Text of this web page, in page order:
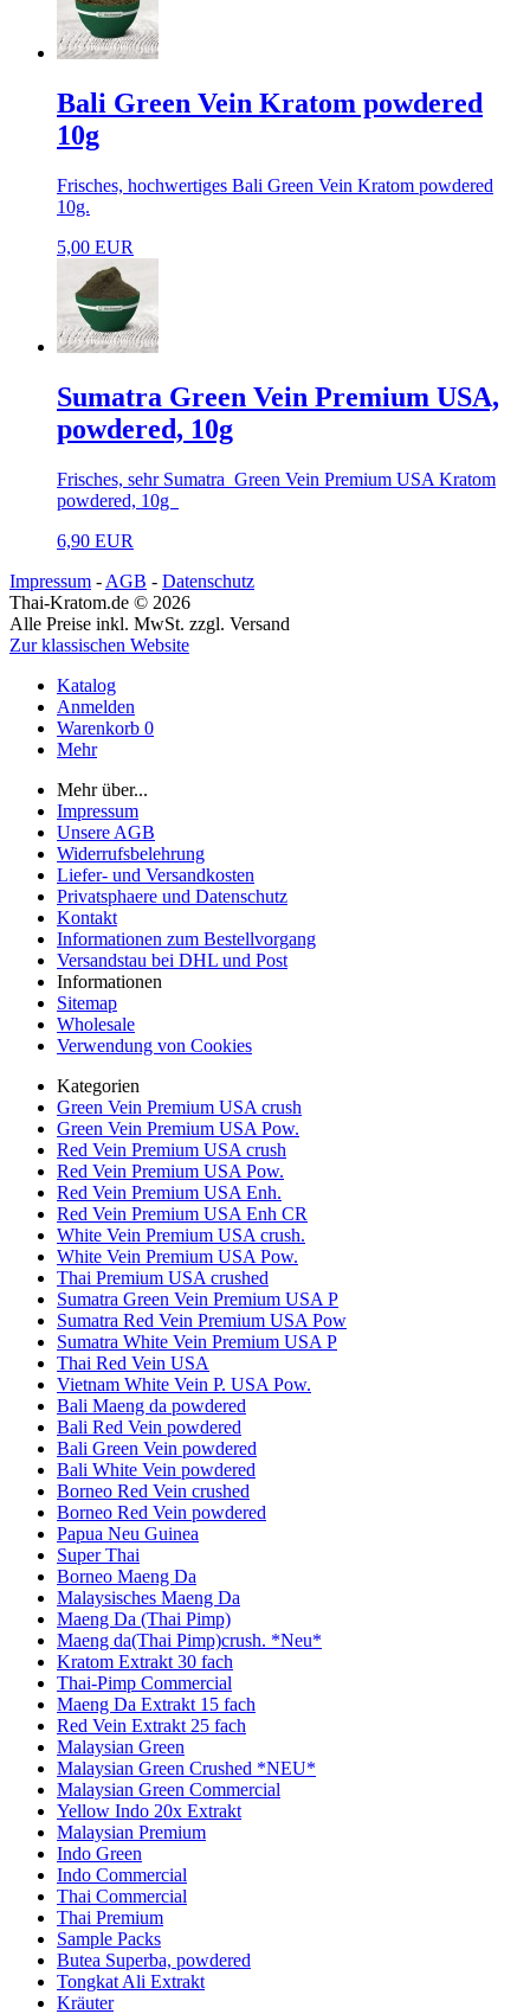
Bali Green Vein Kratom powdered
10g
Frisches, hochwertiges Bali Green Vein Kratom powdered
10g.
5,00 EUR
Sumatra Green Vein Premium USA,
powdered, 10g
Frisches, sehr Sumatra Green Vein Premium USA Kratom
powdered, 10g
6,90 EUR
Impressum - AGB - Datenschutz
Thai-Kratom.de © 2026
Alle Preise inkl. MwSt. zzgl. Versand
Zur klassischen Website
Katalog
Anmelden
Warenkorb 0
Mehr
Mehr über...
Impressum
Unsere AGB
Widerrufsbelehrung
Liefer- und Versandkosten
Privatsphaere und Datenschutz
Kontakt
Informationen zum Bestellvorgang
Versandstau bei DHL und Post
Informationen
Sitemap
Wholesale
Verwendung von Cookies
Kategorien
Green Vein Premium USA crush
Green Vein Premium USA Pow.
Red Vein Premium USA crush
Red Vein Premium USA Pow.
Red Vein Premium USA Enh.
Red Vein Premium USA Enh CR
White Vein Premium USA crush.
White Vein Premium USA Pow.
Thai Premium USA crushed
Sumatra Green Vein Premium USA P
Sumatra Red Vein Premium USA Pow
Sumatra White Vein Premium USA P
Thai Red Vein USA
Vietnam White Vein P. USA Pow.
Bali Maeng da powdered
Bali Red Vein powdered
Bali Green Vein powdered
Bali White Vein powdered
Borneo Red Vein crushed
Borneo Red Vein powdered
Papua Neu Guinea
Super Thai
Borneo Maeng Da
Malaysisches Maeng Da
Maeng Da (Thai Pimp)
Maeng da(Thai Pimp)crush. *Neu*
Kratom Extrakt 30 fach
Thai-Pimp Commercial
Maeng Da Extrakt 15 fach
Red Vein Extrakt 25 fach
Malaysian Green
Malaysian Green Crushed *NEU*
Malaysian Green Commercial
Yellow Indo 20x Extrakt
Malaysian Premium
Indo Green
Indo Commercial
Thai Commercial
Thai Premium
Sample Packs
Butea Superba, powdered
Tongkat Ali Extrakt
Kräuter